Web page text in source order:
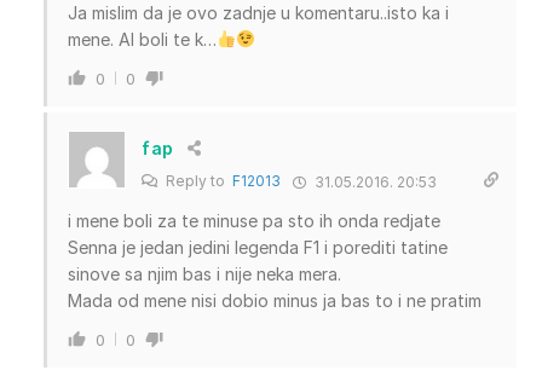
Ja mislim da je ovo zadnje u komentaru..isto ka i
mene. Al boli te k…
0 0
fap
Reply to F12013 31.05.2016. 20:53
i mene boli za te minuse pa sto ih onda redjate
Senna je jedan jedini legenda F1 i porediti tatine
sinove sa njim bas i nije neka mera.
Mada od mene nisi dobio minus ja bas to i ne pratim
0 0